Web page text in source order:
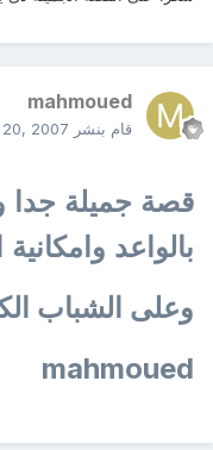
mahmoued
قام بنشر 20, 2007
قصة جميلة جدا
بالواعد
وعلى الشباب
mahmoued